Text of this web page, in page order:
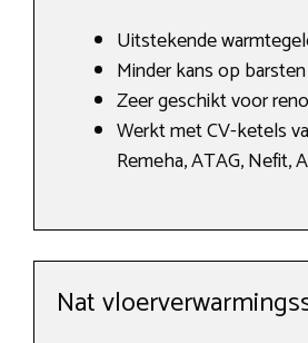
Uitstekende
Minder kans op
Zeer geschikt voor
Werkt met CV-ketels
Remeha, ATAG, Nefit,
Nat